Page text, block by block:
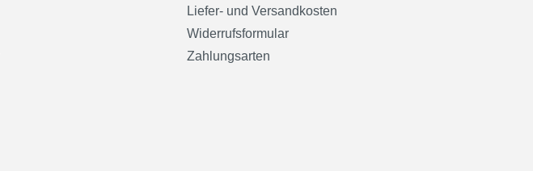
Liefer- und Versandkosten
Widerrufsformular
Zahlungsarten